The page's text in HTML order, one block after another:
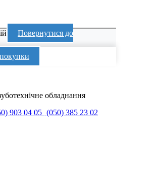
Повернутися до
обладнання
903 04 05 (050) 385 23 02